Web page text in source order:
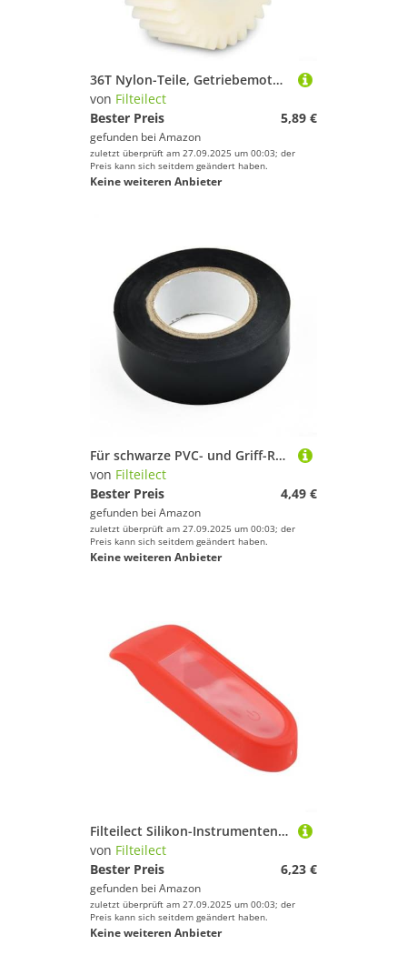
36T Nylon-Teile, Getriebemotor, Planeten-E-Bike-Kugellager, 475 x 135 mm, für weiße Nabe
von Filteilect
Bester Preis
5,89 €
gefunden bei Amazon
zuletzt überprüft am 27.09.2025 um 00:03; der
Preis kann sich seitdem geändert haben.
Keine weiteren Anbieter
Für schwarze PVC- und Griff-Reparatur-Lenkerband-Breite, Rennräder, widerstandsfähige Wetterzyklen, 2 cm, 9 m
von Filteilect
Bester Preis
4,49 €
gefunden bei Amazon
zuletzt überprüft am 27.09.2025 um 00:03; der
Preis kann sich seitdem geändert haben.
Keine weiteren Anbieter
Filteilect Silikon-Instrumentententafel, elektrische Abdeckung, G3 Max Plus, wasserdicht, kratzfest, für Schutz und Struktur
von Filteilect
Bester Preis
6,23 €
gefunden bei Amazon
zuletzt überprüft am 27.09.2025 um 00:03; der
Preis kann sich seitdem geändert haben.
Keine weiteren Anbieter